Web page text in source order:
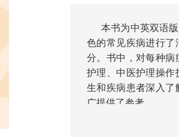
本书为中英双语
色的常见疾病进行了
分。书中，对每种病
护理、中医护理操作
生和疾病患者深入了
广提供了参考。